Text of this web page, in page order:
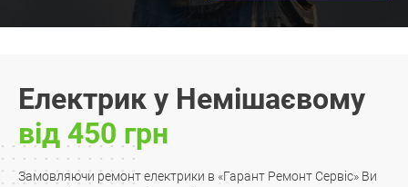
Електрик у Немішаєвому
від 450 грн
Замовляючи ремонт електрики в «Гарант Ремонт Сервіс» Ви